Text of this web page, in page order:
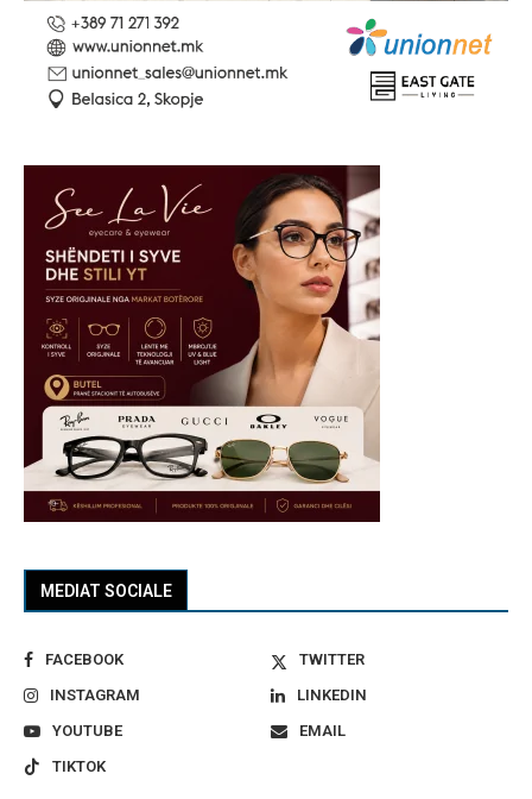
MEDIAT SOCIALE
FACEBOOK
TWITTER
INSTAGRAM
LINKEDIN
YOUTUBE
EMAIL
TIKTOK